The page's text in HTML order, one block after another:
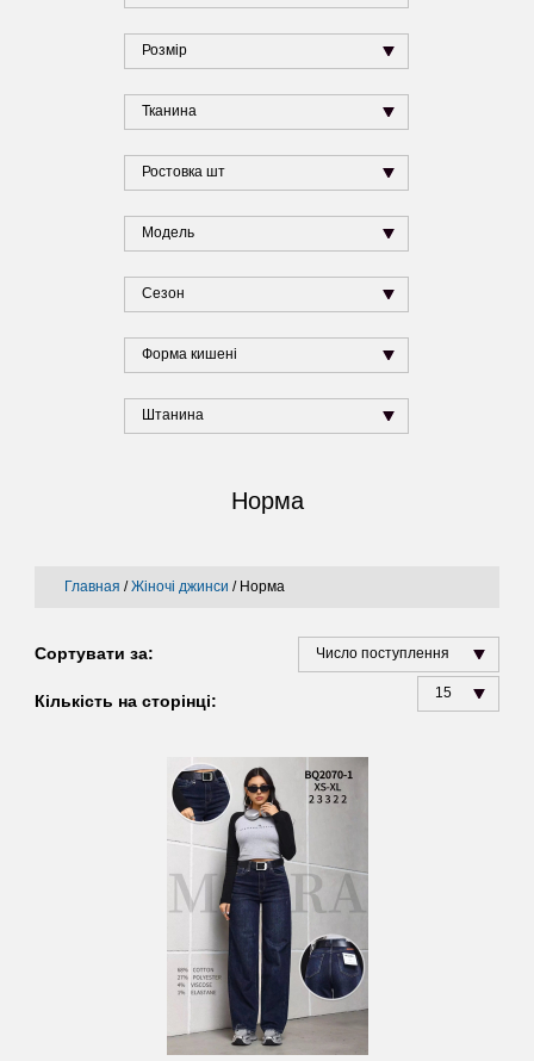
Розмір
Тканина
Ростовка шт
Модель
Сезон
Форма кишені
Штанина
Норма
Главная / Жіночі джинси / Норма
Сортувати за: Число поступлення
Кількість на сторінці: 15